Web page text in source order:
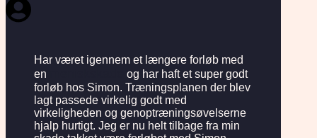
Har været igennem et længere forløb med
en
og har haft et super godt
forløb hos Simon. Træningsplanen der blev
lagt passede virkelig godt med
virkeligheden og genoptræningsøvelserne
hjalp hurtigt. Jeg er nu helt tilbage fra min